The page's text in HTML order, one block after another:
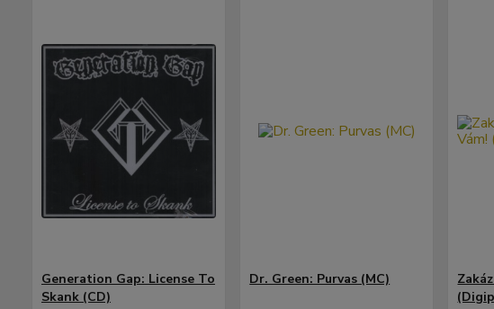
Generation Gap: License To
Skank (CD)
Dr. Green: Purvas (MC)